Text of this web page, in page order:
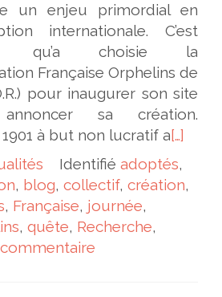
un enjeu primordial en
internationale. C’est
qu’a choisie la
Française Orphelins de
pour inaugurer son site
sa création.
1901 à but non lucratif a[…]
Identifié adoptés,
, blog, collectif, création,
, Française, journée,
, quête, Recherche,